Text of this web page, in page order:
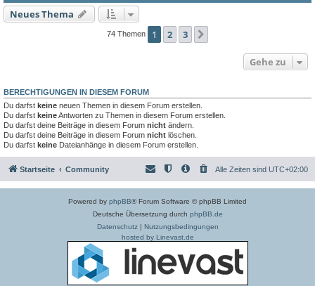
Neues Thema
74 Themen 1 2 3
Gehe zu
BERECHTIGUNGEN IN DIESEM FORUM
Du darfst keine neuen Themen in diesem Forum erstellen.
Du darfst keineAntworten zu Themen in diesem Forum erstellen.
Du darfst deine Beiträge in diesem Forum nicht ändern.
Du darfst deine Beiträge in diesem Forum nicht löschen.
Du darfst keine Dateianhänge in diesem Forum erstellen.
Startseite Community Alle Zeiten sind UTC+02:00
Powered by phpBB® Forum Software © phpBB Limited
Deutsche Übersetzung durch phpBB.de
Datenschutz| Nutzungsbedingungen
hosted by Linevast.de